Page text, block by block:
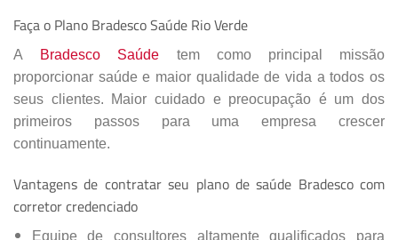
Faça o Plano Bradesco Saúde Rio Verde
A Bradesco Saúde tem como principal missão
proporcionar saúde e maior qualidade de vida a todos os
seus clientes. Maior cuidado e preocupação é um dos
primeiros passos para uma empresa crescer
continuamente.
Vantagens de contratar seu plano de saúde Bradesco com
corretor credenciado
Equipe de consultores altamente qualificados para